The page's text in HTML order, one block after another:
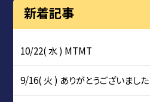
新着記事
10/22( 水 ) MTMT
9/16( 火 ) ありがとうございました